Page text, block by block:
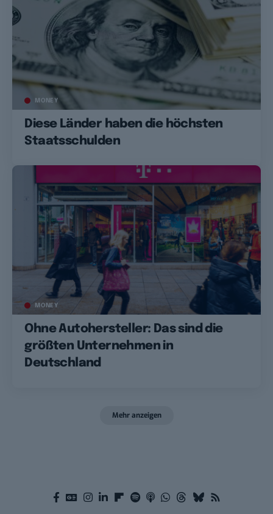
MONEY
Diese Länder haben die höchsten
Staatsschulden
MONEY
Ohne Autohersteller: Das sind die
größten Unternehmen in
Deutschland
Mehr anzeigen